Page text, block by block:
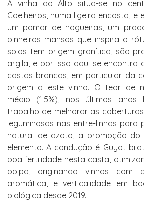
A vinha do Alto situa-se no
Coelheiros, numa ligeira encosta, e
um pomar de nogueiras, um
pinheiros mansos que inspira o
solos tem origem granítica, são
argila, e por isso aqui se encontra
castas brancas, em particular da
origem a este vinho. O teor de
médio (1.5%), nos últimos anos
trabalho de melhorar as
leguminosas nas entre-linhas para
natural de azoto, a promoção do
elemento. A condução é Guyot
boa fertilidade nesta casta,
polpa, originando vinhos com
aromática, e verticalidade em
biológica desde 2019.